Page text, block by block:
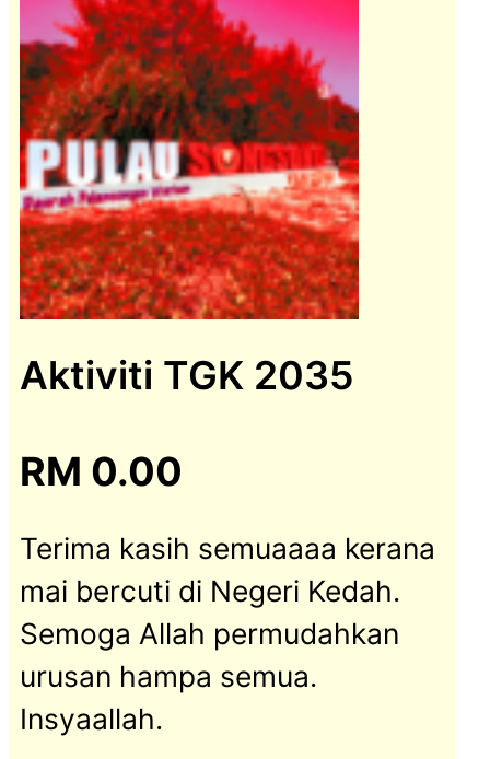
Aktiviti TGK 2035
RM 0.00
Terima kasih semuaaaa kerana
mai bercuti di Negeri Kedah.
Semoga Allah permudahkan
urusan hampa semua.
Insyaallah.